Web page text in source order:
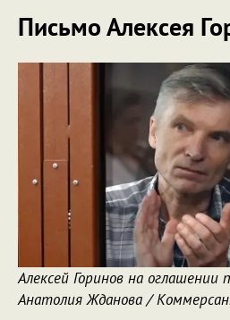
Письмо Алексея
Алексей Горинов на оглашении
Анатолия Жданова /